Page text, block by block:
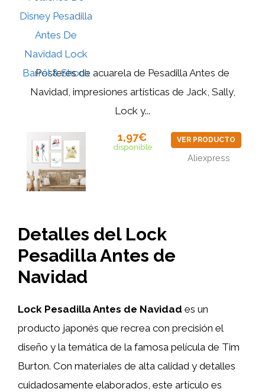
Pósteres de acuarela de Pesadilla Antes de
Navidad, impresiones artísticas de Jack, Sally,
Lock y...
1,97€
disponible
VER PRODUCTO
Aliexpress
Detalles del Lock
Pesadilla Antes de
Navidad
Lock Pesadilla Antes de Navidad es un
producto japonés que recrea con precisión el
diseño y la temática de la famosa película de Tim
Burton. Con materiales de alta calidad y detalles
cuidadosamente elaborados, este artículo es